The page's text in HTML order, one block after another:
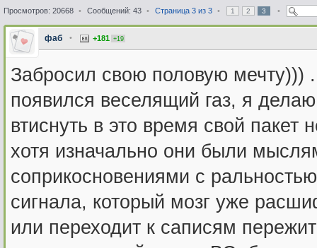
Просмотров: 20668 • Сообщений: 43 • Страница 3из 3 • 1 2 3 •
фаб • +181 +19
Забросил свою половую мечту)))
появился веселящий газ, я
втиснуть в это время свой
хотя изначально они были
соприкосновениями с
сигнала, который мозг уже
или переходит к саписям